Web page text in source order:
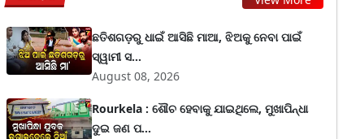
ଛତିଶଗଡ଼ରୁ ଧାଇଁ ଆସିଛି ମାଆ, ଝିଅକୁ ନେବା ପାଇଁ
ସ୍ୱାମୀ ସ...
August 08, 2026
Rourkela : ଶୌଚ ହେବାକୁ ଯାଇଥିଲେ, ମୁଖାପିନ୍ଧା
ଦୁଇ ଜଣ ପ...